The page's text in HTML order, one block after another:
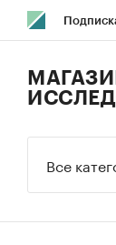
Все